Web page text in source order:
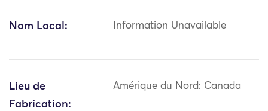
Nom Local: Information Unavailable
Lieu de
Fabrication:
Amérique du Nord: Canada